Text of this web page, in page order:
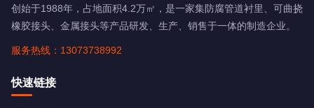
创始于1988年，占地面积4.2万㎡，是一家集防腐管道衬里、可曲挠
橡胶接头、金属接头等产品研发、生产、销售于一体的制造企业。
服务热线：13073738992
快速链接